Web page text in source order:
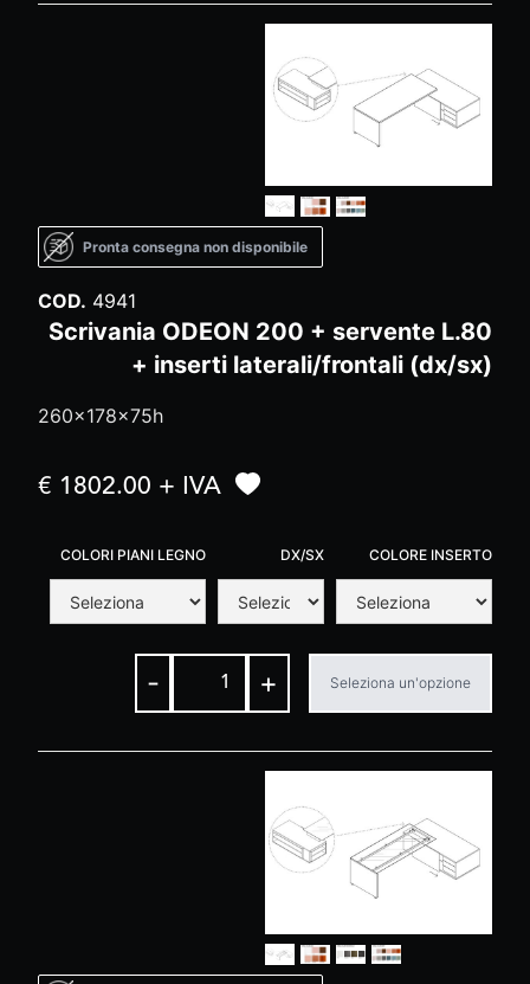
Pronta consegna non disponibile
COD. 4941
Scrivania ODEON 200 + servente L.80
+ inserti laterali/frontali (dx/sx)
260x178x75h
€ 1802.00 + IVA
COLORI PIANI LEGNO DX/SX COLORE INSERTO
- + Seleziona un'opzione